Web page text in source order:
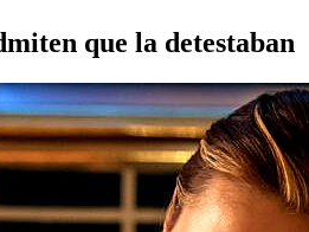
que la detestaban